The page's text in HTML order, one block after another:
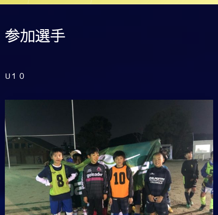
参加選手
U１０